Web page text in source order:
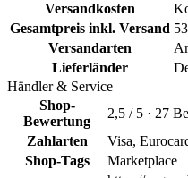
Versandkosten
Gesamtpreis inkl. Versand
Versandarten
Lieferländer
Händler & Service
Shop-
Bewertung
2,5 / 5 · 27
Zahlarten
Visa,
Shop-Tags
Marketplace